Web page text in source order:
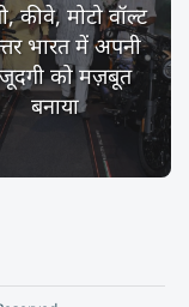
कीवे, मोटो वॉल्ट
भारत में अपनी
को मज़बूत
बनाया